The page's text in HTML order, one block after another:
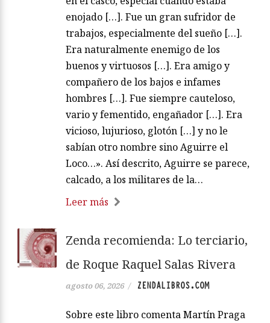
enojado […]. Fue un gran sufridor de
trabajos, especialmente del sueño […].
Era naturalmente enemigo de los
buenos y virtuosos […]. Era amigo y
compañero de los bajos e infames
hombres […]. Fue siempre cauteloso,
vario y fementido, engañador […]. Era
vicioso, lujurioso, glotón […] y no le
sabían otro nombre sino Aguirre el
Loco…». Así descrito, Aguirre se parece,
calcado, a los militares de la…
Leer más
Zenda recomienda: Lo terciario,
de Roque Raquel Salas Rivera
agosto 06, 2026 / ZENDALIBROS.COM
Sobre este libro comenta Martín Praga